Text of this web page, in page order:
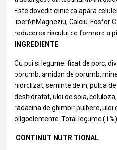
Este dovedit clinic ca apara
liberi\nMagneziu, Calciu, Fosfor
reducerea riscului de formare a
INGREDIENTE
Cu pui si legume: ficat de porc,
porumb, amidon de porumb,
hidrolizat, seminte de in, pulpa
deshidratat, ulei de soia,
radacina de ghimbir pulbere, ulei
oligoelemente. Total legume (1%).
CONTINUT NUTRITIONAL